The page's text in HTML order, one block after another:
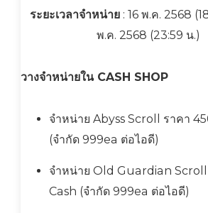
ระยะเวลาจำหน่าย: 16 พ.ค. 2568
พ.ค. 2568 (23:59 น.)
วางจำหน่ายใน CASH SHOP
จำหน่าย Abyss Scroll ราคา
(จำกัด 999ea ต่อไอดี)
จำหน่าย Old Guardian
Cash (จำกัด 999ea ต่อไอดี)